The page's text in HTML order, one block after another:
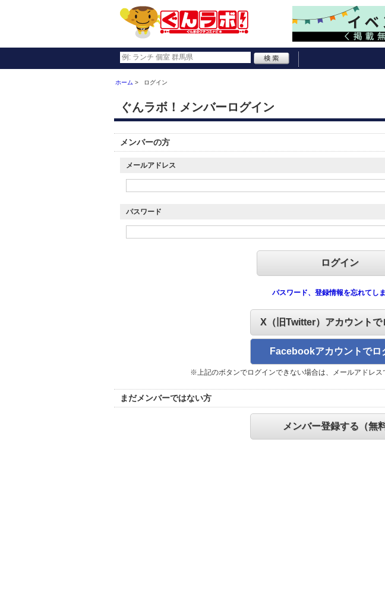
ホーム ログイン
ぐんラボ！メンバーログイン
メンバーの方
メールアドレス
パスワード
パスワード、登録情報を忘れてし
X（旧Twitter）アカウントで
Facebookアカウントでロ
※上記のボタンでログインできない場合は、メールアドレス
まだメンバーではない方
メンバー登録する（無料